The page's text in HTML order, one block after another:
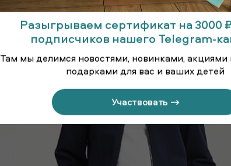
Разыгрываем сертификат на 3000
подписчиков нашего Telegram-
Там мы делимся новостями, новинками,
подарками для вас и ваших детей
Участвовать →